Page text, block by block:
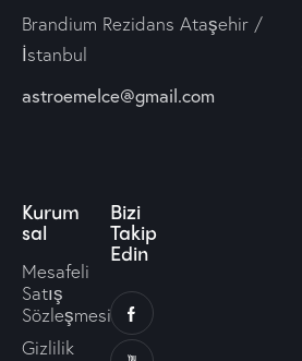
Brandium Rezidans Ataşehir /
İstanbul
astroemelce@gmail.com
Kurum
sal
Mesafeli
Satış
Sözleşmesi
Gizlilik
Bizi
Takip
Edin